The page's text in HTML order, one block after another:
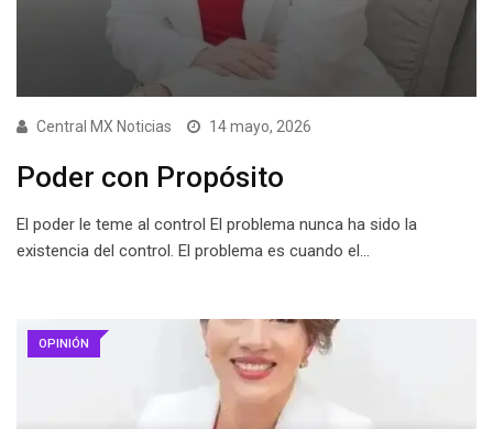
Central MX Noticias 14 mayo, 2026
Poder con Propósito
El poder le teme al control El problema nunca ha sido la
existencia del control. El problema es cuando el…
OPINIÓN